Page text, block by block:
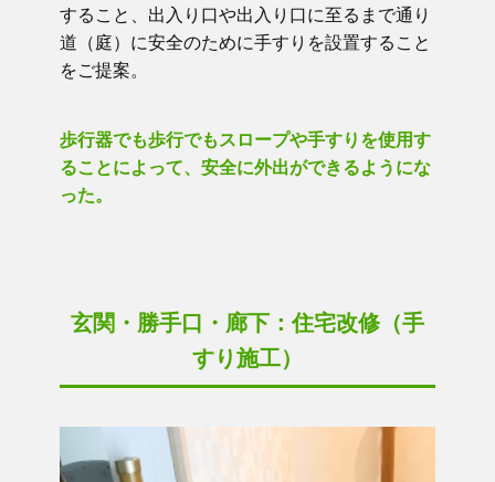
すること、出入り口や出入り口に至るまで通り
道（庭）に安全のために手すりを設置すること
をご提案。
歩行器でも歩行でもスロープや手すりを使用す
ることによって、安全に外出ができるようにな
った。
玄関・勝手口・廊下：住宅改修（手
すり施工）